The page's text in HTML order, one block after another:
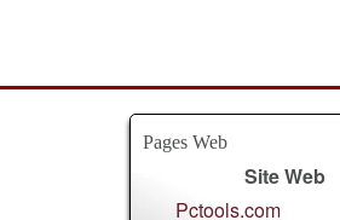
Pages Web
Site Web
Pctools.com